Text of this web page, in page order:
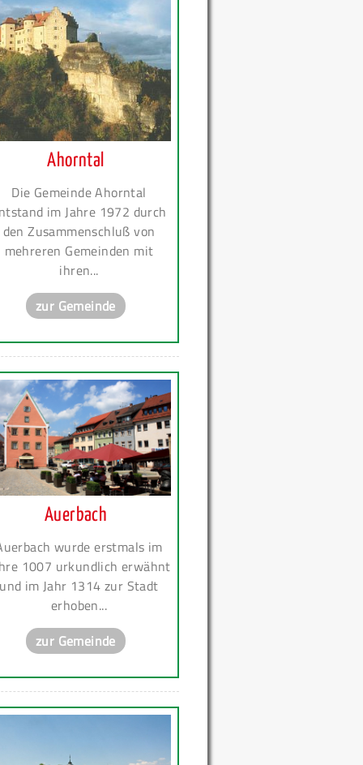
Ahorntal
Die Gemeinde Ahorntal
im Jahre 1972 durch
den Zusammenschluß von
mehreren Gemeinden mit
ihren...
zur Gemeinde
Auerbach
wurde erstmals im
1007 urkundlich erwähnt
und im Jahr 1314 zur Stadt
erhoben...
zur Gemeinde